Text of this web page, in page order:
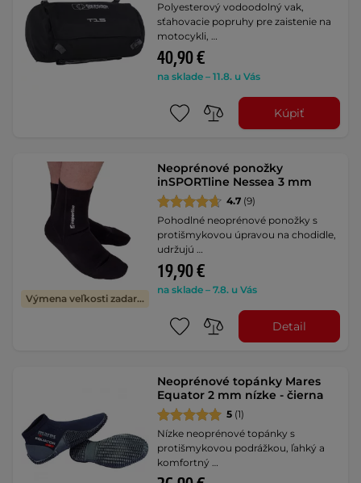
Polyesterový vodoodolný vak,
sťahovacie popruhy pre zaistenie na
motocykli, …
40,90 €
na sklade – 11.8. u Vás
Kúpiť
Výmena veľkosti zadarmo
Neoprénové ponožky
inSPORTline Nessea 3 mm
4.7 (9)
Pohodlné neoprénové ponožky s
protišmykovou úpravou na chodidle,
udržujú …
19,90 €
na sklade – 7.8. u Vás
Detail
Neoprénové topánky Mares
Equator 2 mm nízke - čierna
5 (1)
Nízke neoprénové topánky s
protišmykovou podrážkou, ľahký a
komfortný …